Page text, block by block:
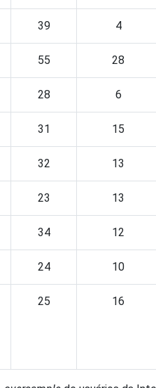
39 4
55 28
28 6
31 15
32 13
23 13
34 12
24 10
25 16